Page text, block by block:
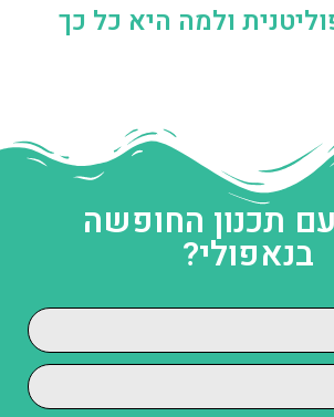
ולמה היא כל כך
תכנון החופשה
בנאפולי?